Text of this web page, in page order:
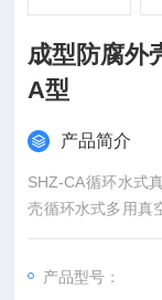
成型防腐外
A型
产品简介
SHZ-CA循环水式
壳循环水式多用真
气，具有不用油、
A型
产品型号：